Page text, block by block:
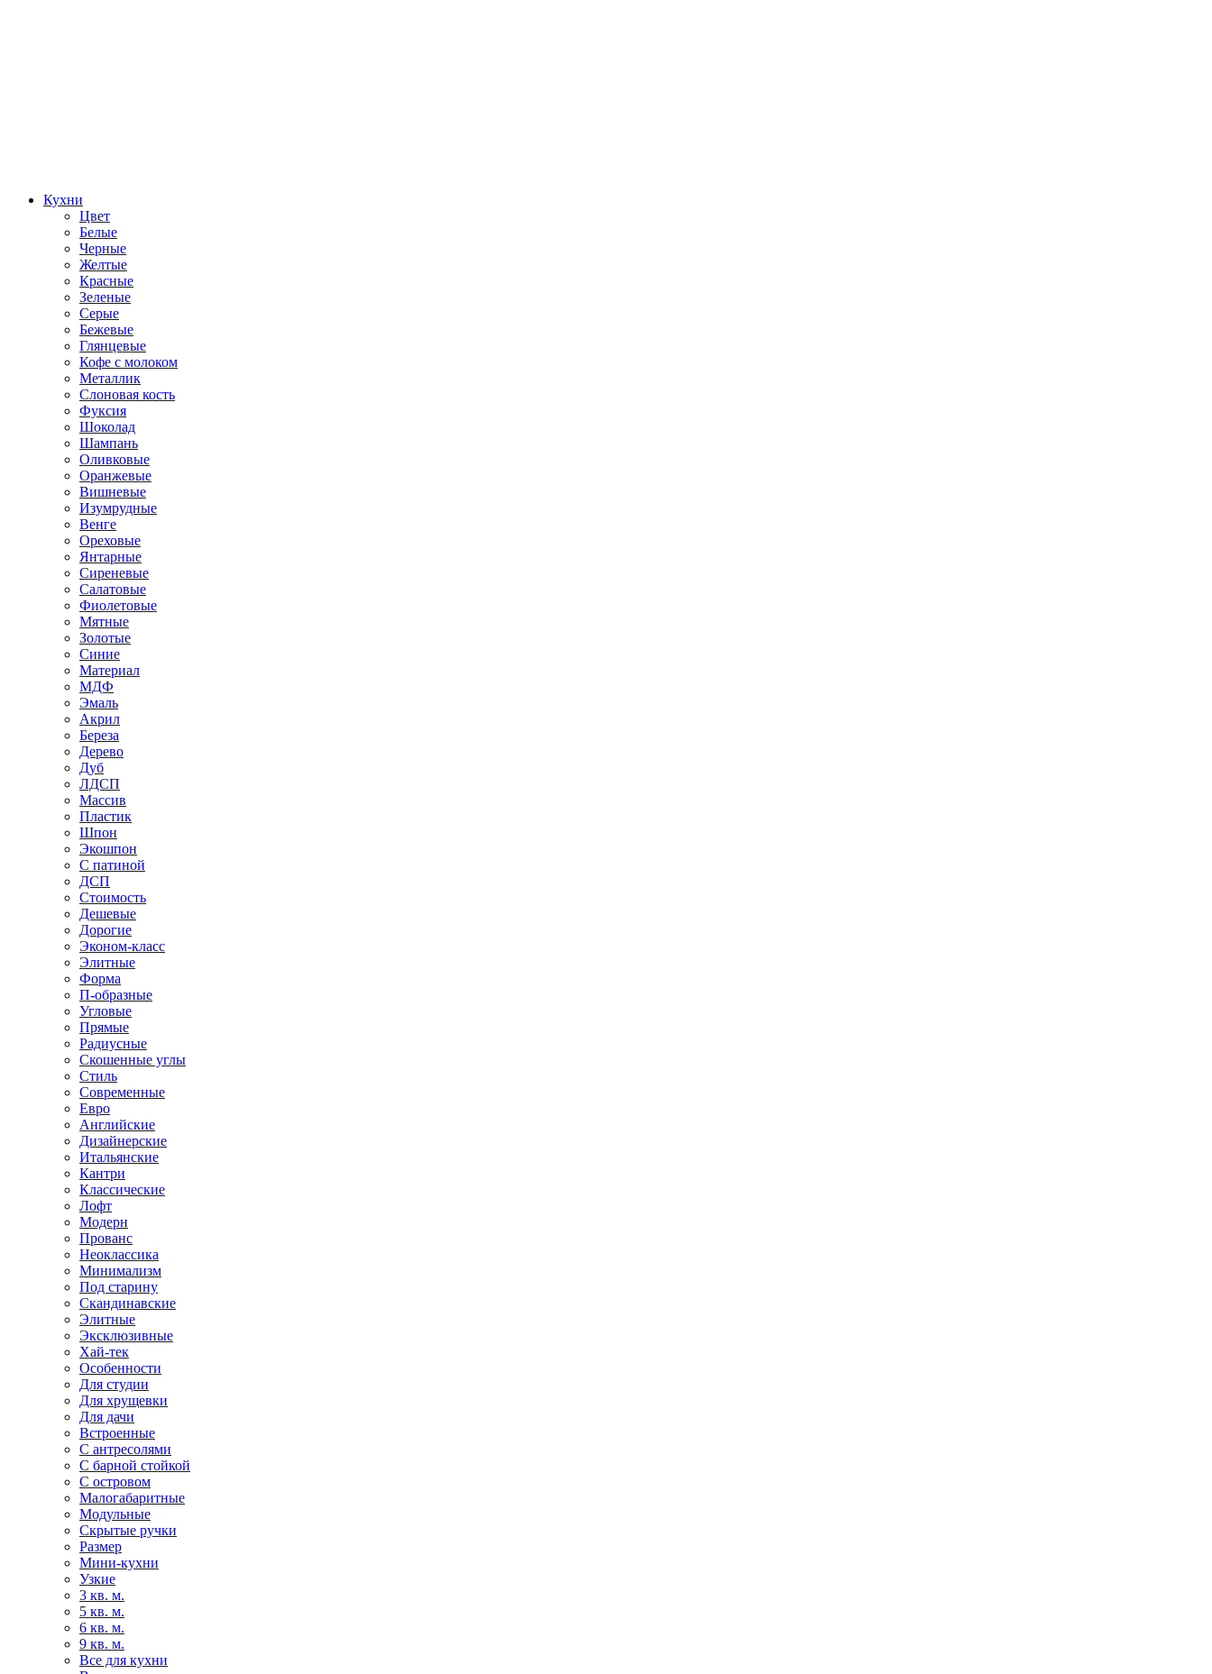
Кухни
Цвет
Белые
Черные
Желтые
Красные
Зеленые
Серые
Бежевые
Глянцевые
Кофе с молоком
Металлик
Слоновая кость
Фуксия
Шоколад
Шампань
Оливковые
Оранжевые
Вишневые
Изумрудные
Венге
Ореховые
Янтарные
Сиреневые
Салатовые
Фиолетовые
Мятные
Золотые
Синие
Материал
МДФ
Эмаль
Акрил
Береза
Дерево
Дуб
ЛДСП
Массив
Пластик
Шпон
Экошпон
С патиной
ДСП
Стоимость
Дешевые
Дорогие
Эконом-класс
Элитные
Форма
П-образные
Угловые
Прямые
Радиусные
Скошенные углы
Стиль
Современные
Евро
Английские
Дизайнерские
Итальянские
Кантри
Классические
Лофт
Модерн
Прованс
Неоклассика
Минимализм
Под старину
Скандинавские
Элитные
Эксклюзивные
Хай-тек
Особенности
Для студии
Для хрущевки
Для дачи
Встроенные
С антресолями
С барной стойкой
С островом
Малогабаритные
Модульные
Скрытые ручки
Размер
Мини-кухни
Узкие
3 кв. м.
5 кв. м.
6 кв. м.
9 кв. м.
Все для кухни